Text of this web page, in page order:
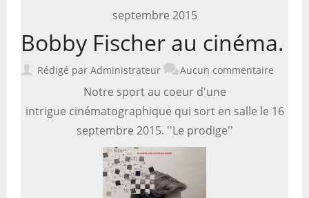
2017 (7)
2016 (16)
2015 (30)
septembre 2015
Bobby Fischer au cinéma.
Rédigé par Administrateur Aucun commentaire
Notre sport au coeur d'une
intrigue cinématographique qui sort en salle le 16
septembre 2015. ''Le prodige''